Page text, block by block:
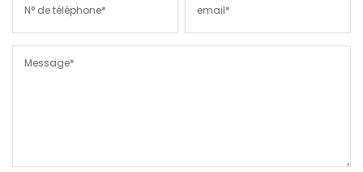
N° de téléphone* email*
Message*